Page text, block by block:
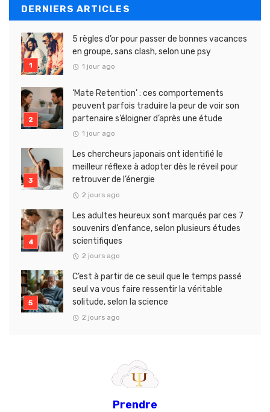
DERNIERS ARTICLES
5 règles d’or pour passer de bonnes vacances
en groupe, sans clash, selon une psy
1 jour ago
‘Mate Retention’ : ces comportements
peuvent parfois traduire la peur de voir son
partenaire s’éloigner d’après une étude
1 jour ago
Les chercheurs japonais ont identifié le
meilleur réflexe à adopter dès le réveil pour
retrouver de l’énergie
2 jours ago
Les adultes heureux sont marqués par ces 7
souvenirs d’enfance, selon plusieurs études
scientifiques
2 jours ago
C’est à partir de ce seuil que le temps passé
seul va vous faire ressentir la véritable
solitude, selon la science
2 jours ago
Prendre